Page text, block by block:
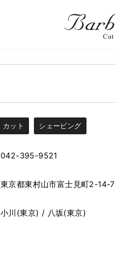
カット シェービング
042-395-9521
東京都東村山市富士見町2-14-7
小川(東京) / 八坂(東京)